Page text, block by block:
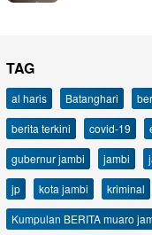
TAG
al haris Batanghari
berita terkini
covid-19
gubernur jambi
jambi
jp
kota jambi kriminal
Kumpulan BERITA muaro